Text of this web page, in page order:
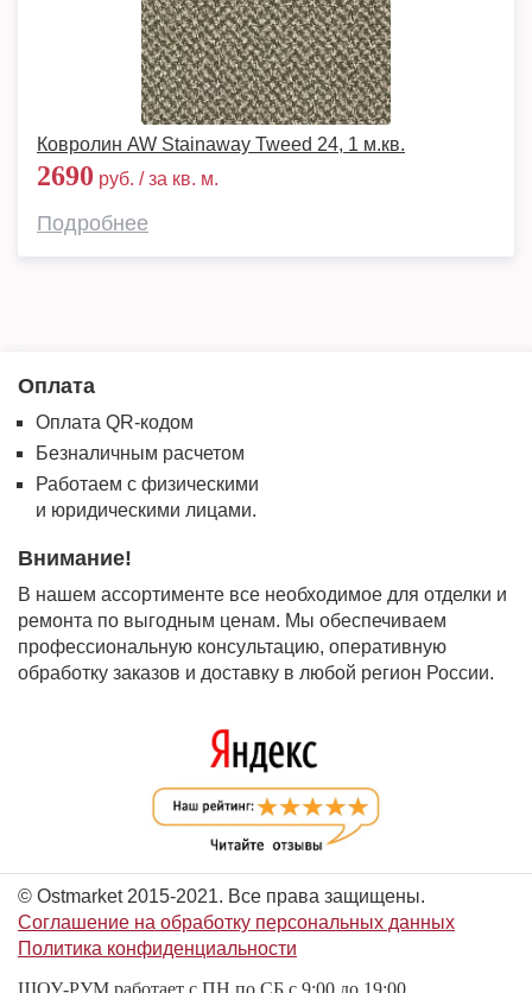
Ковролин AW Stainaway Tweed 24, 1 м.кв.
2690 руб. / за кв. м.
Подробнее
Оплата
Оплата QR-кодом
Безналичным расчетом
Работаем с физическими
и юридическими лицами.
Внимание!
В нашем ассортименте все необходимое для отделки и
ремонта по выгодным ценам. Мы обеспечиваем
профессиональную консультацию, оперативную
обработку заказов и доставку в любой регион России.
© Ostmarket 2015-2021. Все права защищены.
Соглашение на обработку персональных данных
Политика конфиденциальности
ШОУ-РУМ работает с ПН по СБ с 9:00 до 19:00